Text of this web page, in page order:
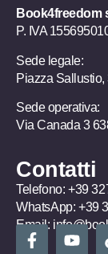
Book4freedom
P. IVA
Sede legale:
Piazza
Sede operativa:
Via Canada 3
Contatti
Telefono: +39
WhatsApp: +39
Email: